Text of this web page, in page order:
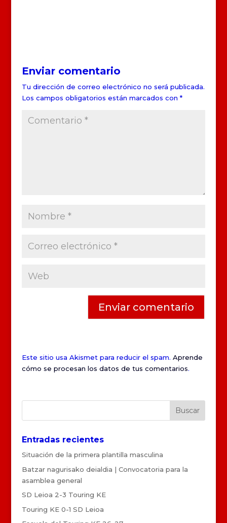
Enviar comentario
Tu dirección de correo electrónico no será publicada.
Los campos obligatorios están marcados con *
Este sitio usa Akismet para reducir el spam. Aprende
cómo se procesan los datos de tus comentarios.
Entradas recientes
Situación de la primera plantilla masculina
Batzar nagurisako deialdia | Convocatoria para la
asamblea general
SD Leioa 2-3 Touring KE
Touring KE 0-1 SD Leioa